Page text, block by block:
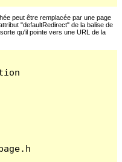
peut être remplacée par une page
"defaultRedirect" de la balise de
qu'il pointe vers une URL de la